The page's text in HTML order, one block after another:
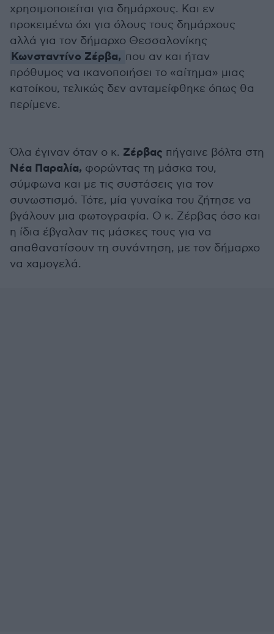
χρησιμοποιείται για δημάρχους. Και εν
προκειμένω όχι για όλους τους δημάρχους
αλλά για τον δήμαρχο Θεσσαλονίκης
Κωνσταντίνο Ζέρβα, που αν και ήταν
πρόθυμος να ικανοποιήσει το «αίτημα» μιας
κατοίκου, τελικώς δεν ανταμείφθηκε όπως θα
περίμενε.
Όλα έγιναν όταν ο κ. Ζέρβας πήγαινε βόλτα στη
Νέα Παραλία, φορώντας τη μάσκα του,
σύμφωνα και με τις συστάσεις για τον
συνωστισμό. Τότε, μία γυναίκα του ζήτησε να
βγάλουν μια φωτογραφία. Ο κ. Ζέρβας όσο και
η ίδια έβγαλαν τις μάσκες τους για να
απαθανατίσουν τη συνάντηση, με τον δήμαρχο
να χαμογελά.